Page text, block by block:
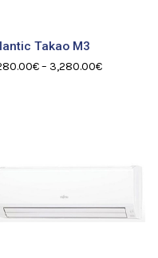
Takao M3
€– 3,280.00€